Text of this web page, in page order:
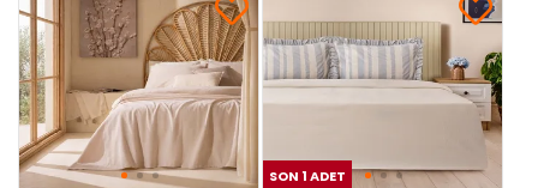
SON 1 ADET